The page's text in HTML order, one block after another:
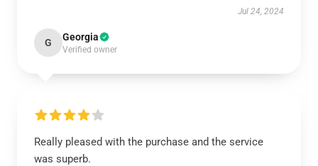
Jul 24, 2024
G Georgia
Verified owner
Really pleased with the purchase and the service
was superb.